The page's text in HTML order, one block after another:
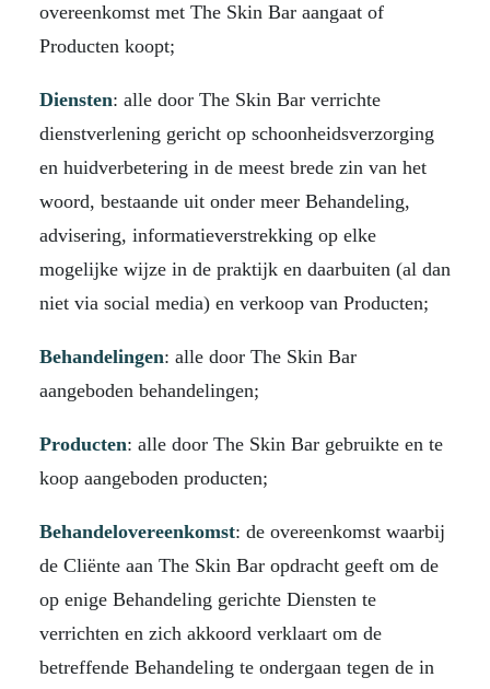
overeenkomst met The Skin Bar aangaat of
Producten koopt;
Diensten: alle door The Skin Bar verrichte
dienstverlening gericht op schoonheidsverzorging
en huidverbetering in de meest brede zin van het
woord, bestaande uit onder meer Behandeling,
advisering, informatieverstrekking op elke
mogelijke wijze in de praktijk en daarbuiten (al dan
niet via social media) en verkoop van Producten;
Behandelingen: alle door The Skin Bar
aangeboden behandelingen;
Producten: alle door The Skin Bar gebruikte en te
koop aangeboden producten;
Behandelovereenkomst: de overeenkomst waarbij
de Cliënte aan The Skin Bar opdracht geeft om de
op enige Behandeling gerichte Diensten te
verrichten en zich akkoord verklaart om de
betreffende Behandeling te ondergaan tegen de in